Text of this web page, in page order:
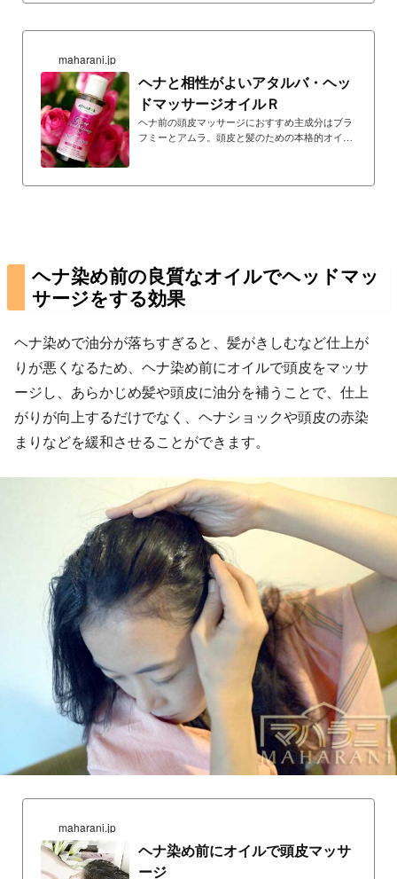
maharani.jp
ヘナと相性がよいアタルバ・ヘッ
ドマッサージオイルＲ
ヘナ前の頭皮マッサージにおすすめ主成分はブラ
フミーとアムラ。頭皮と髪のための本格的オイル
ヘナ染め前の良質なオイルでヘッドマッ
サージをする効果
ヘナ染めで油分が落ちすぎると、髪がきしむなど仕上が
りが悪くなるため、ヘナ染め前にオイルで頭皮をマッサ
ージし、あらかじめ髪や頭皮に油分を補うことで、仕上
がりが向上するだけでなく、ヘナショックや頭皮の赤染
まりなどを緩和させることができます。
maharani.jp
ヘナ染め前にオイルで頭皮マッサ
ージ